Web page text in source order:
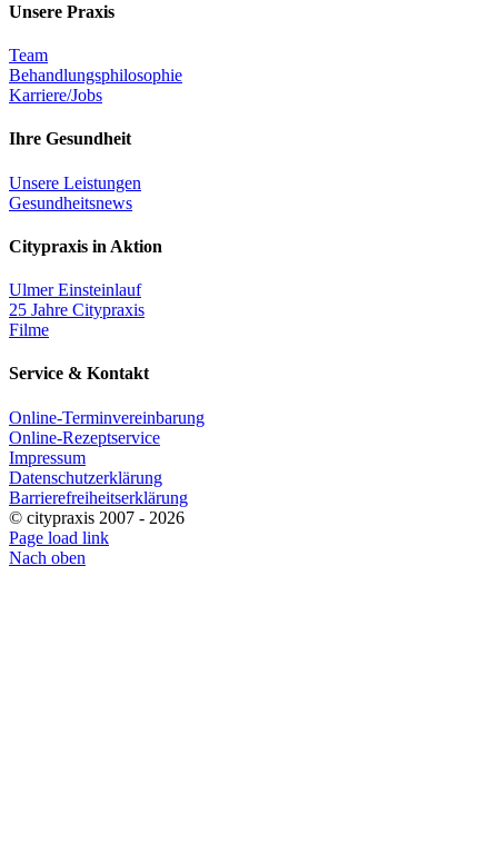
Unsere Praxis
Team
Behandlungsphilosophie
Karriere/Jobs
Ihre Gesundheit
Unsere Leistungen
Gesundheitsnews
Citypraxis in Aktion
Ulmer Einsteinlauf
25 Jahre Citypraxis
Filme
Service & Kontakt
Online-Terminvereinbarung
Online-Rezeptservice
Impressum
Datenschutzerklärung
Barrierefreiheitserklärung
© citypraxis 2007 - 2026
Page load link
Nach oben